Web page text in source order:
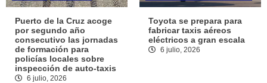
Puerto de la Cruz acoge
por segundo año
consecutivo las jornadas
de formación para
policías locales sobre
inspección de auto-taxis
6 julio, 2026
Toyota se prepara para
fabricar taxis aéreos
eléctricos a gran escala
6 julio, 2026